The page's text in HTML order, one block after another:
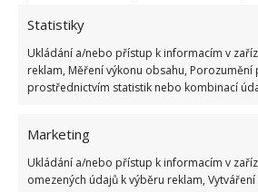
Statistiky
Ukládání a/nebo přístup k informacím v
reklam, Měření výkonu obsahu, Porozumění
prostřednictvím statistik nebo kombinací
Marketing
Ukládání a/nebo přístup k informacím v
omezených údajů k výběru reklam,
Nečistoty a usazeniny vzniklé při
mohou výrazně bránit přenosu
účinnost kotle a zároveň zvyšovat
závisí na druhu použitého paliva
výkonu, místě instalace nebo
už se ptáte, jak ušetřit za plyn